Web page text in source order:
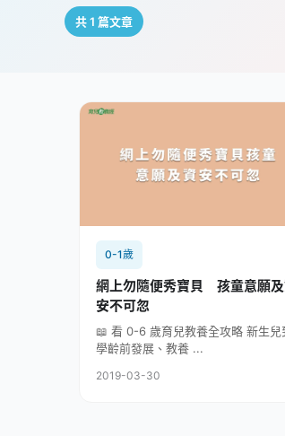
共 1 篇文章
0-1歲
網上勿隨便秀寶貝 孩童意願
安不可忽
📖 看 0-6 歲育兒教養全攻略 新生兒
學齡前發展、教養 ...
2019-03-30